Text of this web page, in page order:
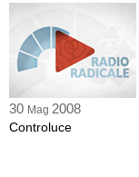
30 Mag 2008
Controluce